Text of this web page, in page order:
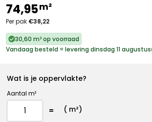
74,95m²
Per pak €38,22
30,60 m² op voorraad
Vandaag besteld = levering dinsdag 11 augustus
Wat is je oppervlakte?
Aantal m²
( m²)